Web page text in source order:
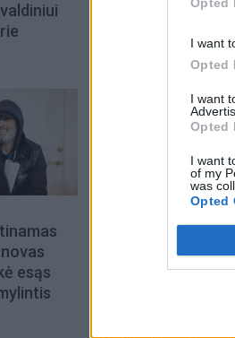
I want
Opted
I want
Opted
I want
of my
was
Opted
esąs